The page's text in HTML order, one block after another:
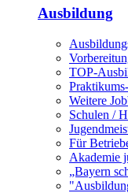
Ausbildung
TOP-
Weitere
Schulen /
Für
Akademie
„Bayern